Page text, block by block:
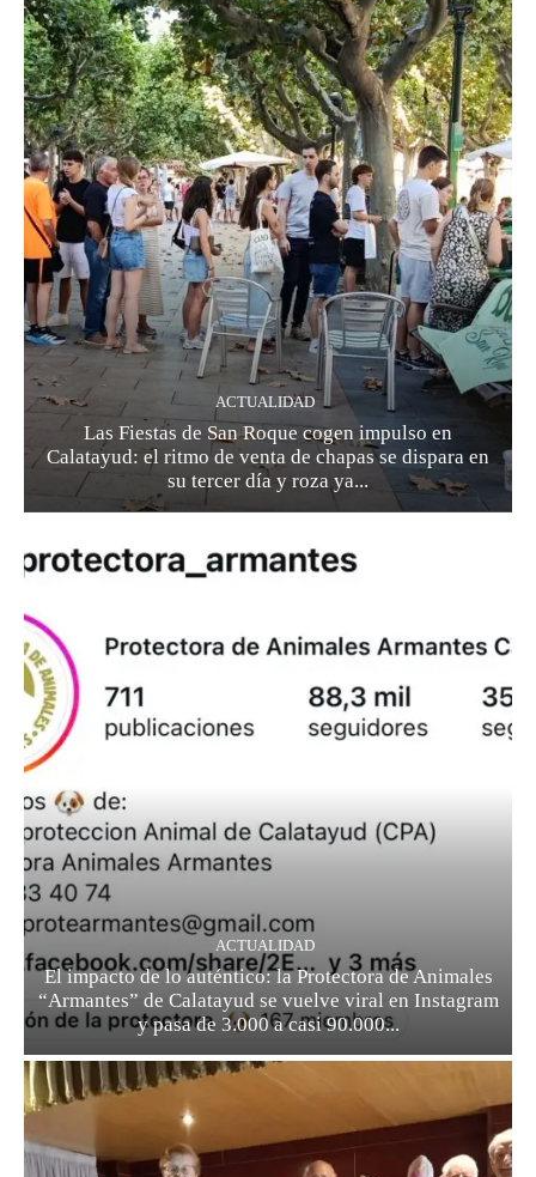
ACTUALIDAD
Las Fiestas de San Roque cogen impulso en
Calatayud: el ritmo de venta de chapas se dispara en
su tercer día y roza ya...
ACTUALIDAD
El impacto de lo auténtico: la Protectora de Animales
“Armantes” de Calatayud se vuelve viral en Instagram
y pasa de 3.000 a casi 90.000...